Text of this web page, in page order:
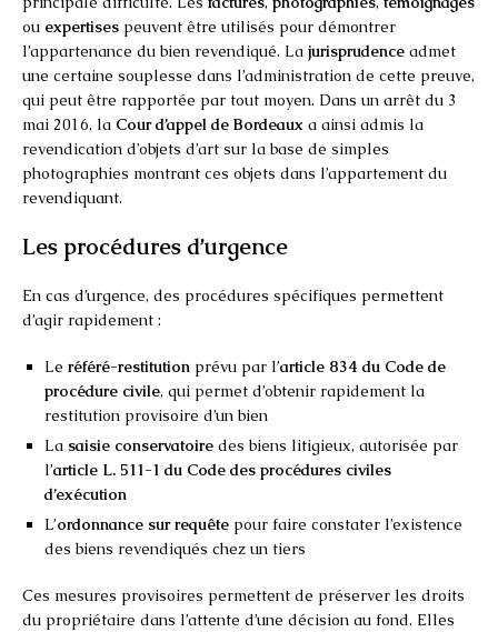
ou expertises peuvent être utilisés pour démontrer
l’appartenance du bien revendiqué. La jurisprudence admet
une certaine souplesse dans l’administration de cette preuve,
qui peut être rapportée par tout moyen. Dans un arrêt du 3
mai 2016, la Cour d’appel de Bordeaux a ainsi admis la
revendication d’objets d’art sur la base de simples
photographies montrant ces objets dans l’appartement du
revendiquant.
Les procédures d’urgence
En cas d’urgence, des procédures spécifiques permettent
d’agir rapidement :
Le référé-restitution prévu par l’article 834 du Code de
procédure civile, qui permet d’obtenir rapidement la
restitution provisoire d’un bien
La saisie conservatoire des biens litigieux, autorisée par
l’article L. 511-1 du Code des procédures civiles
d’exécution
L’ordonnance sur requête pour faire constater l’existence
des biens revendiqués chez un tiers
Ces mesures provisoires permettent de préserver les droits
du propriétaire dans l’attente d’une décision au fond. Elles